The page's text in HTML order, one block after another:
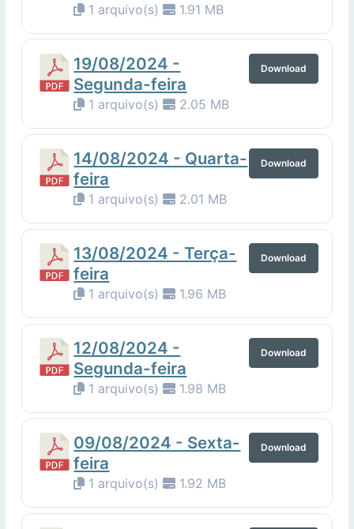
1 arquivo(s) 1.91 MB
19/08/2024 -
Segunda-feira
1 arquivo(s) 2.05 MB
Download
14/08/2024 - Quarta-
feira
1 arquivo(s) 2.01 MB
Download
13/08/2024 - Terça-
feira
1 arquivo(s) 1.96 MB
Download
12/08/2024 -
Segunda-feira
1 arquivo(s) 1.98 MB
Download
09/08/2024 - Sexta-
feira
1 arquivo(s) 1.92 MB
Download